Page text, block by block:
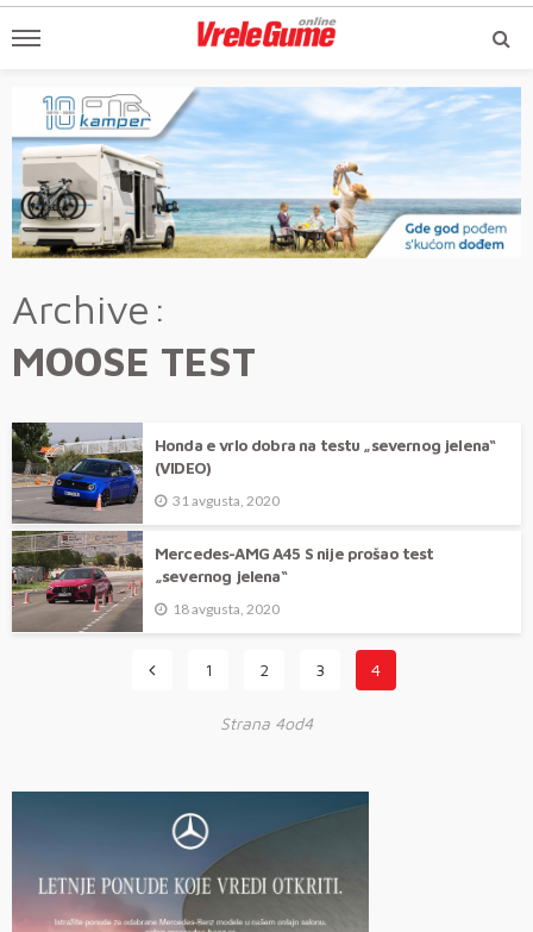
Archive
MOOSE TEST
Honda e vrlo dobra na testu „severnog jelena“
(VIDEO)
31 avgusta, 2020
Mercedes-AMG A45 S nije prošao test
„severnog jelena“
18 avgusta, 2020
1 2 3 4
Strana 4od4